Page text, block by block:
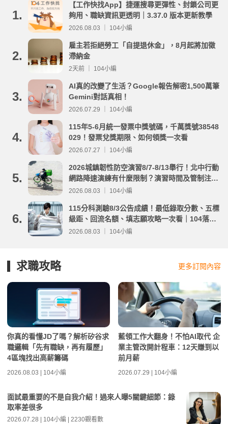
1.
【工作快找App】捷運搜尋更彈性、封鎖公司更
夠用、職缺資訊更透明｜3.37.0 版本更新教學
2026.08.03 ｜ 104小編
2.
雇主若拒絕勞工「自提退休金」，8月起將加徵
滯納金
2天前 ｜ 104小編
3.
AI真的改變了生活？Google報告解密1,500萬筆
Gemini對話真相！
2026.07.29 ｜ 104小編
4.
115年5-6月統一發票中獎號碼，千萬獎號38548
029！發票兌獎期限、如何領獎一次看
2026.07.27 ｜ 104小編
5.
2026城鎮韌性防空演習8/7-8/13舉行！北中行動
網路降速演練有什麼限制？演習時間及管制注意
事項整理
2026.08.03 ｜ 104小編
6.
115分科測驗8/3公告成績！最低錄取分數、五標
級距、回流名額、填志願攻略一次看｜104落點
分析
2026.08.03 ｜ 104小編
求職攻略 更多訂閱內容
你真的看懂JD了嗎？解析矽谷求
職邏輯「先有職缺，再有履歷」
4區塊找出高薪籌碼
2026.08.03 | 104小編
藍領工作大翻身！不怕AI取代 企
業主管改開計程車：12天賺到以
前月薪
2026.07.29 | 104小編
面試最重要的不是自我介紹！過來人曝5關鍵細節：錄
取率差很多
2026.07.28 | 104小編 | 2230觀看數